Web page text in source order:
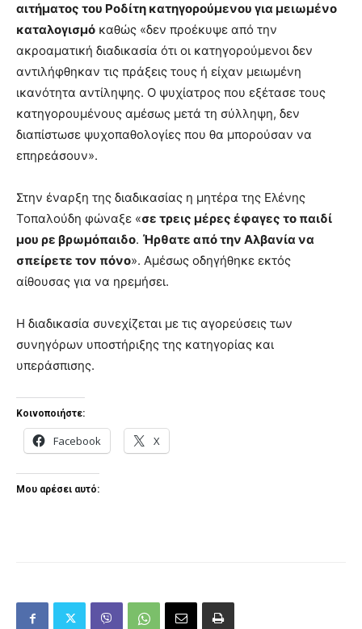
αιτήματος του Ροδίτη κατηγορούμενου για μειωμένο
καταλογισμό καθώς «δεν προέκυψε από την
ακροαματική διαδικασία ότι οι κατηγορούμενοι δεν
αντιλήφθηκαν τις πράξεις τους ή είχαν μειωμένη
ικανότητα αντίληψης. Ο ψυχίατρος που εξέτασε τους
κατηγορουμένους αμέσως μετά τη σύλληψη, δεν
διαπίστωσε ψυχοπαθολογίες που θα μπορούσαν να
επηρεάσουν».
Στην έναρξη της διαδικασίας η μητέρα της Ελένης
Τοπαλούδη φώναξε «σε τρεις μέρες έφαγες το παιδί
μου ρε βρωμόπαιδο. Ήρθατε από την Αλβανία να
σπείρετε τον πόνο». Αμέσως οδηγήθηκε εκτός
αίθουσας για να ηρεμήσει.
Η διαδικασία συνεχίζεται με τις αγορεύσεις των
συνηγόρων υποστήριξης της κατηγορίας και
υπεράσπισης.
Κοινοποιήστε:
Facebook X
Μου αρέσει αυτό: